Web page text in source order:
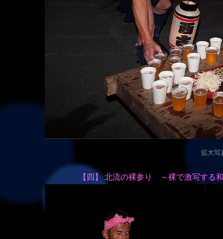
拡大写
【四】 北流の裸参り ～裸で激写する